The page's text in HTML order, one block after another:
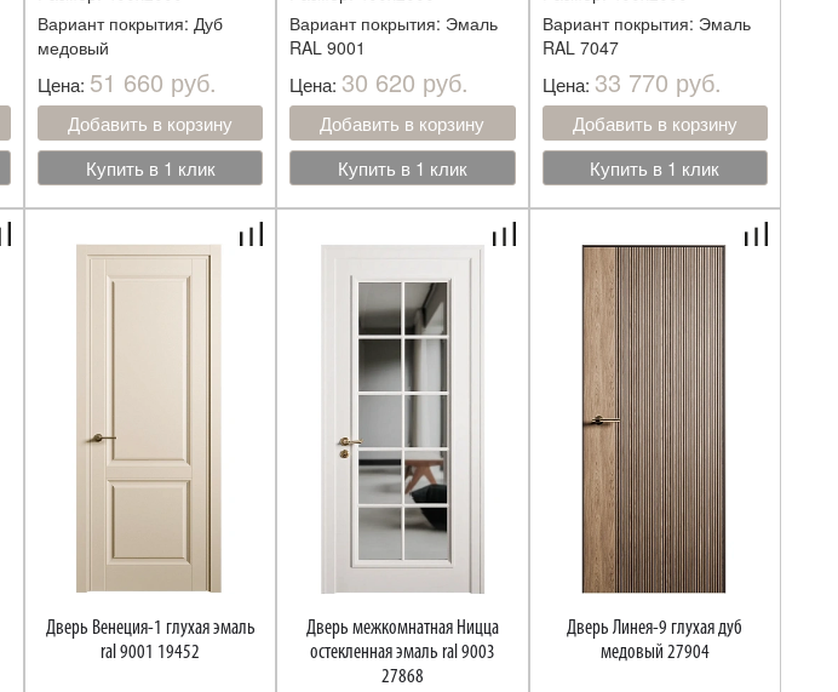
Вариант покрытия: Дуб
медовый
Цена: 51 660 руб.
Добавить в корзину
Купить в 1 клик
Вариант покрытия: Эмаль
RAL 9001
Цена: 30 620 руб.
Добавить в корзину
Купить в 1 клик
Вариант покрытия: Эмаль
RAL 7047
Цена: 33 770 руб.
Добавить в корзину
Купить в 1 клик
Дверь Венеция-1 глухая эмаль
ral 9001 19452
Дверь межкомнатная Ницца
остекленная эмаль ral 9003
27868
Дверь Линея-9 глухая дуб
медовый 27904